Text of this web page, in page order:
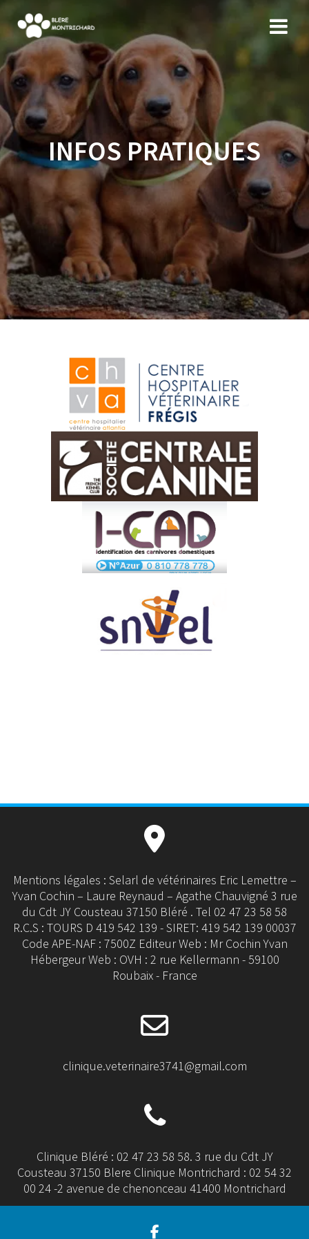
content
INFOS PRATIQUES
Mentions légales : Selarl de vétérinaires Eric Lemettre –
Yvan Cochin – Laure Reynaud – Agathe Chauvigné 3 rue
du Cdt JY Cousteau 37150 Bléré . Tel 02 47 23 58 58
R.C.S : TOURS D 419 542 139 - SIRET: 419 542 139 00037
Code APE-NAF : 7500Z Editeur Web : Mr Cochin Yvan
Hébergeur Web : OVH : 2 rue Kellermann - 59100
Roubaix - France
clinique.veterinaire3741@gmail.com
Clinique Bléré : 02 47 23 58 58. 3 rue du Cdt JY
Cousteau 37150 Blere Clinique Montrichard : 02 54 32
00 24 -2 avenue de chenonceau 41400 Montrichard